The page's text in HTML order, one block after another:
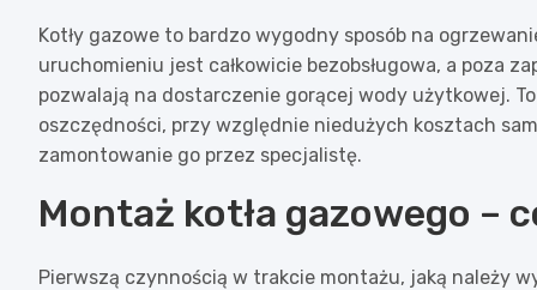
Kotły gazowe to bardzo wygodny sposób na
uruchomieniu jest całkowicie bezobsługowa, a poza
pozwalają na dostarczenie gorącej wody użytkowej.
oszczędności, przy względnie niedużych kosztach
zamontowanie go przez specjalistę.
Montaż kotła gazowego –
Pierwszą czynnością w trakcie montażu, jaką należy